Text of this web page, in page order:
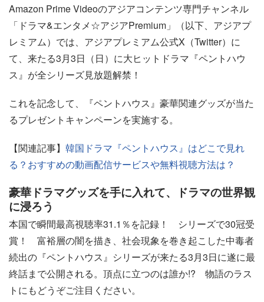
Amazon Prime Videoのアジアコンテンツ専門チャンネル
「ドラマ&エンタメ☆アジアPremium」（以下、アジアプ
レミアム）では、アジアプレミアム公式X（Twitter）に
て、来たる3月3日（日）に大ヒットドラマ『ペントハウ
ス』が全シリーズ見放題解禁！
これを記念して、『ペントハウス』豪華関連グッズが当た
るプレゼントキャンペーンを実施する。
【関連記事】 韓国ドラマ『ペントハウス』はどこで見れ
る？おすすめの動画配信サービスや無料視聴方法は？
豪華ドラマグッズを手に入れて、ドラマの世界観
に浸ろう
本国で瞬間最高視聴率31.1％を記録！ シリーズで30冠受
賞！ 富裕層の闇を描き、社会現象を巻き起こした中毒者
続出の『ペントハウス』シリーズが来たる3月3日に遂に最
終話まで公開される。頂点に立つのは誰か!? 物語のラス
トにもどうぞご注目ください。